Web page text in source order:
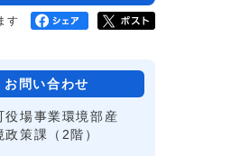
す
お問い合わせ
役場事業環境部産
政策課（2階）